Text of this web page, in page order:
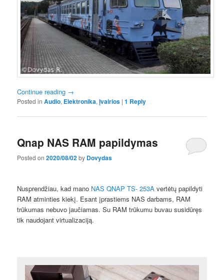
Continue reading →
Posted in Audio, Elektronika,Įvairios |1 Reply
Qnap NAS RAM papildymas
Posted on2020/08/02by Dovydas
Nusprendžiau, kad mano NAS QNAP TS- 253A vertėtų papildyti
RAM atminties kiekį. Esant įprastiems NAS darbams, RAM
trūkumas nebuvo jaučiamas. Su RAM trūkumu buvau susidūręs
tik naudojant virtualizaciją.